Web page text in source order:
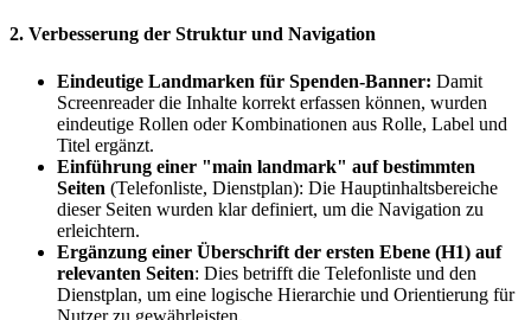
2. Verbesserung der Struktur und Navigation
Eindeutige Landmarken für Spenden-Banner: Damit
Screenreader die Inhalte korrekt erfassen können, wurden
eindeutige Rollen oder Kombinationen aus Rolle, Label und
Titel ergänzt.
Einführung einer "main landmark" auf bestimmten
Seiten (Telefonliste, Dienstplan): Die Hauptinhaltsbereiche
dieser Seiten wurden klar definiert, um die Navigation zu
erleichtern.
Ergänzung einer Überschrift der ersten Ebene (H1) auf
relevanten Seiten: Dies betrifft die Telefonliste und den
Dienstplan, um eine logische Hierarchie und Orientierung für
Nutzer zu gewährleisten.